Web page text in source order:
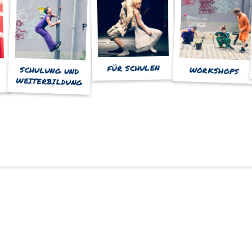
SCHULUNG UND
WEITERBILDUNG
FÜR SCHULEN WORKSHOPS